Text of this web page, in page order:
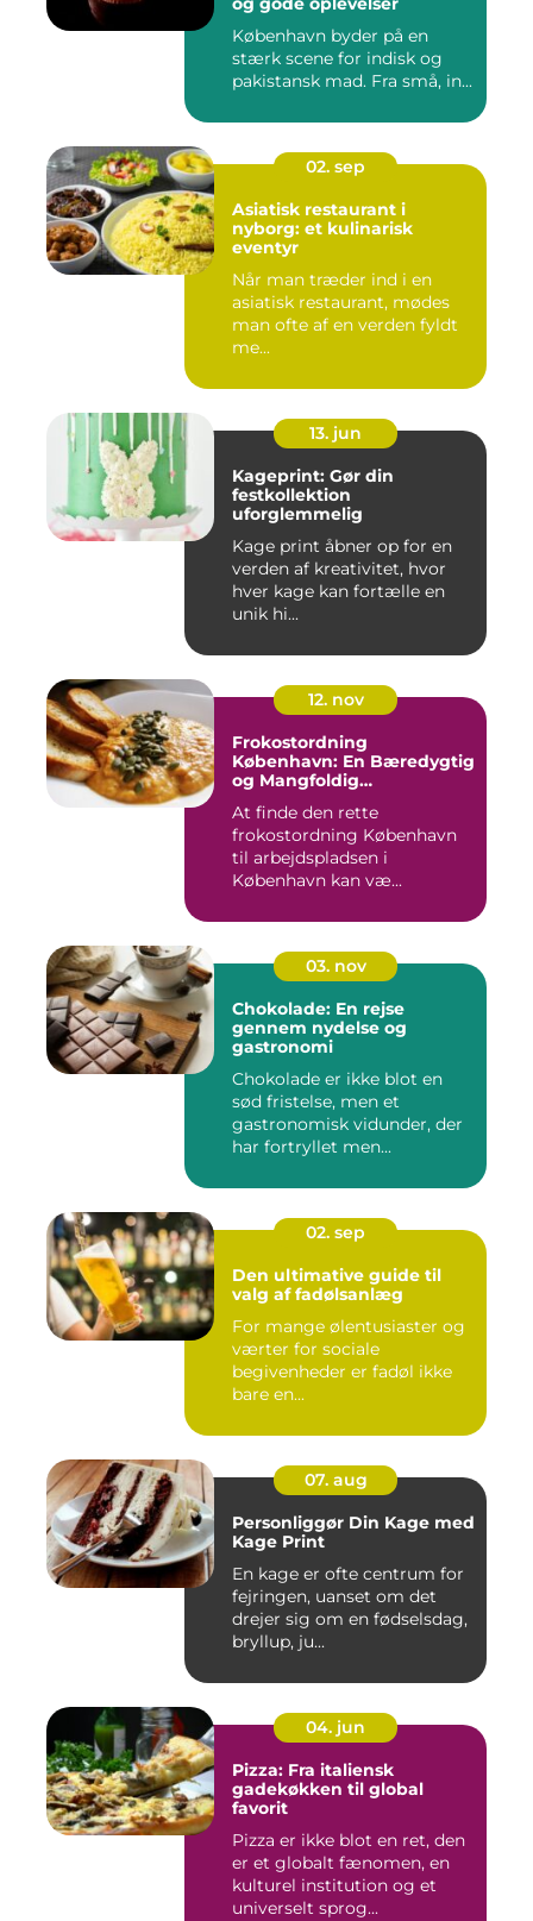
København byder på en
stærk scene for indisk og
pakistansk mad. Fra små, in...
02. sep
Asiatisk restaurant i
nyborg: et kulinarisk
eventyr
Når man træder ind i en
asiatisk restaurant, mødes
man ofte af en verden fyldt
me...
13. jun
Kageprint: Gør din
festkollektion
uforglemmelig
Kage print åbner op for en
verden af kreativitet, hvor
hver kage kan fortælle en
unik hi...
12. nov
Frokostordning
København: En Bæredygtig
og Mangfoldig
At finde den rette
frokostordning København
til arbejdspladsen i
København kan væ...
03. nov
Chokolade: En rejse
gennem nydelse og
gastronomi
Chokolade er ikke blot en
sød fristelse, men et
gastronomisk vidunder, der
har fortryllet men...
02. sep
Den ultimative guide til
valg af fadølsanlæg
For mange ølentusiaster og
værter for sociale
begivenheder er fadøl ikke
bare en...
07. aug
Personliggør Din Kage med
Kage Print
En kage er ofte centrum for
fejringen, uanset om det
drejer sig om en fødselsdag,
bryllup, ju...
04. jun
Pizza: Fra italiensk
gadekøkken til global
favorit
Pizza er ikke blot en ret, den
er et globalt fænomen, en
kulturel institution og et
universelt sprog...